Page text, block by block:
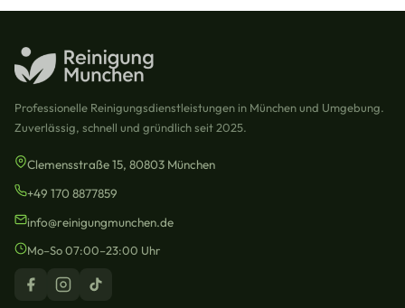
Professionelle Reinigungsdienstleistungen in München und Umgebung.
Zuverlässig, schnell und gründlich seit 2025.
Clemensstraße 15, 80803 München
+49 170 8877859
info@reinigungmunchen.de
Mo–So 07:00–23:00 Uhr